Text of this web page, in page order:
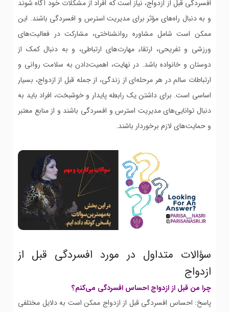
افسردگی قبل از ازدواج، نیاز است که افراد از مشکلات خود آگاه شوند
و به دنبال راه‌های مؤثر برای مدیریت استرس و افسردگی باشند. این
ممکن است شامل مشاوره روانشناختی، مشارکت در فعالیت‌های
ورزشی و تفریحی، ارتقاء مهارت‌های ارتباطی، و به دنبال کمک از
دوستان و خانواده باشد. در نهایت، اهمیت‌دادن به سلامت روانی و
ارتباطات سالم در هر مرحله‌ای از زندگی، از جمله قبل از ازدواج، بسیار
اساسی است. برای داشتن یک رابطه پایدار و خوشبخت، افراد باید به
دنبال توانایی‌های مدیریت استرس و افسردگی باشند و از منابع معتبر
و حمایت‌های لازم برخوردار باشند.
سؤالات متداول در مورد افسردگی قبل از
ازدواج
چرا من قبل از ازدواج احساس افسردگی می‌کنم؟
پاسخ: احساس افسردگی قبل از ازدواج ممکن است به دلایل مختلفی